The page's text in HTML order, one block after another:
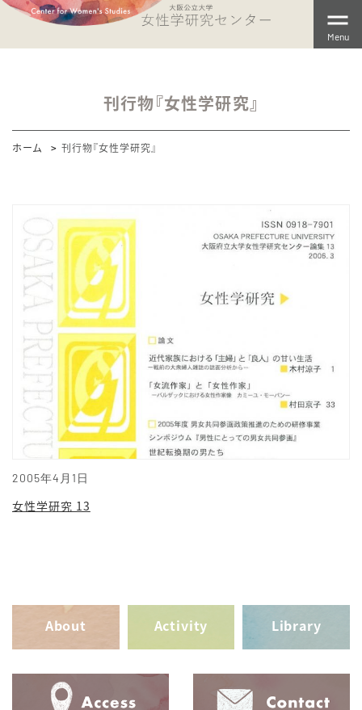
Menu
刊行物『女性学研究』
ホーム 刊行物『女性学研究』
2005年4月1日
女性学研究 13
About Activity Library